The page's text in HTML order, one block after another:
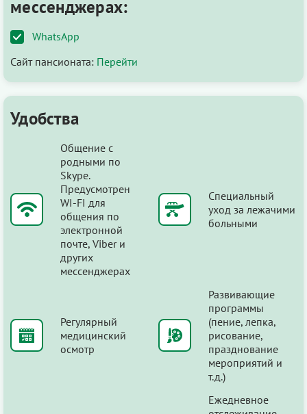
мессенджерах:
WhatsApp
Сайт пансионата: Перейти
Удобства
Общение с
родными по
Skype.
Предусмотрен
WI-FI для
общения по
электронной
почте, Viber и
других
мессенджерах
Специальный
уход за лежачими
больными
Регулярный
медицинский
осмотр
Развивающие
программы
(пение, лепка,
рисование,
празднование
мероприятий и
т.д.)
Ежедневное